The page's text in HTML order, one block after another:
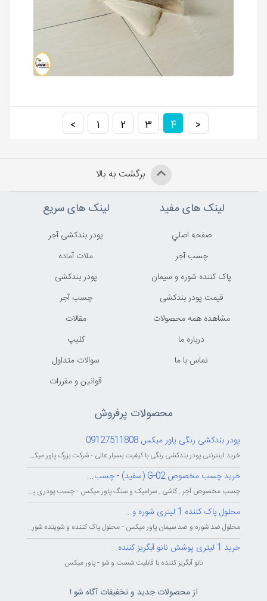
> 1 2 3 4 <
برگشت به بالا
لینک های مفید
صفحه اصلي
چسب آجر
پاک کننده شوره و سیمان
قیمت پودر بندکشی
مشاهده همه محصولات
درباره ما
تماس با ما
لینک های سریع
پودر بندکشی آجر
ملات آماده
پودر بندکشی
چسب آجر
مقالات
کليپ
سوالات متداول
قوانين و مقررات
محصولات پرفروش
پودر بندکشی رنگی پاور میکس 09127511808
خرید اینترنتی پودر بندکشی رنگی با کیفیت بسیار عالی - شرکت بزرگ پاور میکس...
خرید چسب مخصوص G-02 (سفید) - چسب...
چسب مخصوص آجر . کاشی . سرامیک و سنگ پاور میکس - چسب پودری پاورمیکس - چسب...
محلول پاک کننده 1 لیتری شوره و...
محلول ضد شوره و ضد سیمان پاور میکس - محلول پاک کننده و شوینده شوره و سیمان...
خرید 1 لیتری پوشش نانو آبگریز کننده...
نانو آبگریز کننده با قابلیت شست و شو - پاور میکس
از محصولات جدید و تخفیفات آگاه شو !